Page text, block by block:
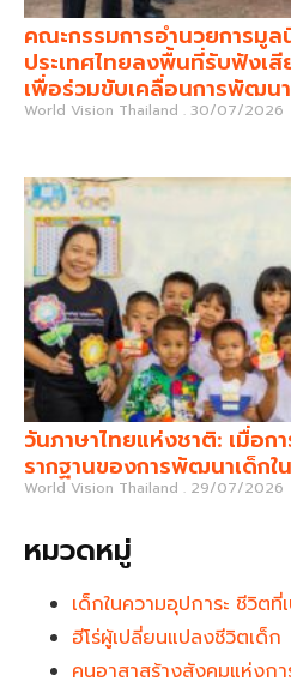
คณะกรรมการอำนวยการมู
ประเทศไทยลงพื้นที่รับฟังเสี
เพื่อร่วมขับเคลื่อนการพัฒน
World Vision Thailand 30/07/2026
วันภาษาไทยแห่งชาติ: เมื่อก
รากฐานของการพัฒนาเด็กใ
World Vision Thailand 29/07/2026
หมวดหมู่
เด็กในความอุปการะ ชีวิต
ฮีโร่ผู้เปลี่ยนแปลงชีวิตเด็ก
คนอาสาสร้างสังคมแห่งก